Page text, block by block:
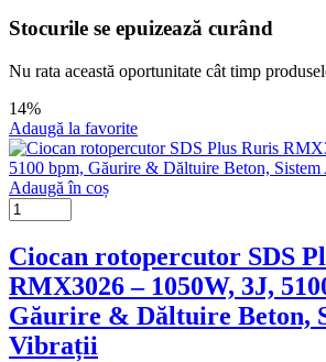
Stocurile se epuizează curând
Nu rata această oportunitate cât timp
14%
Adaugă la favorite
Adaugă în coș
Ciocan rotopercutor SDS
RMX3026 – 1050W, 3J,
Găurire & Dăltuire Beton,
Vibrații